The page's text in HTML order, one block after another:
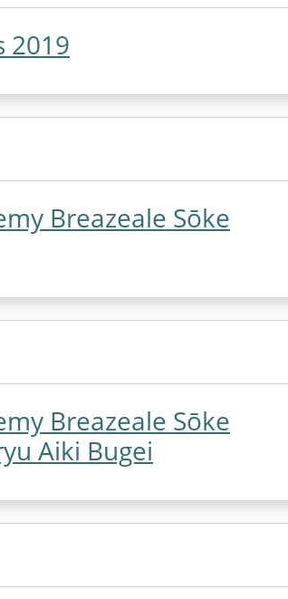
2019
Breazeale Sōke
Breazeale Sōke
Aiki Bugei